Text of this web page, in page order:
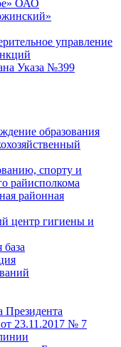
ОАО
управление
Указа №399
образования
спорту и
райисполкома
районная
центр гигиены и
Президента
23.11.2017 № 7